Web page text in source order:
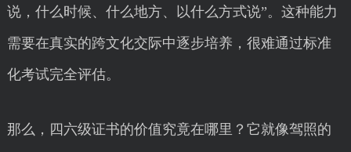
说，什么时候、什么地方、以什么方式说”。这种能力
需要在真实的跨文化交际中逐步培养，很难通过标准
化考试完全评估。
那么，四六级证书的价值究竟在哪里？它就像驾照的